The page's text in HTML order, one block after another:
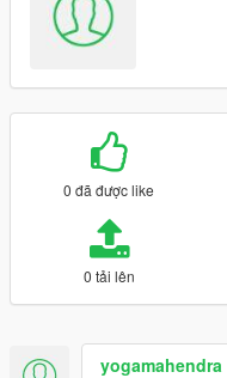
0 đã được like
0 tải lên
yogamahendra